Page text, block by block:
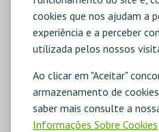
cookies que nos ajudam a
experiência e a perceber
utilizada pelos nossos
Ao clicar em "Aceitar"
armazenamento de
saber mais consulte a
Informações Sobre Cookies
2 Dias
_ga